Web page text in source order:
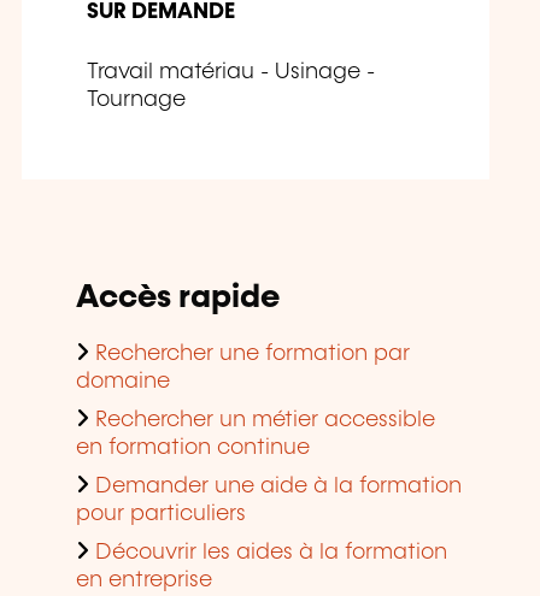
SUR DEMANDE
Travail matériau - Usinage -
Tournage
Accès rapide
Rechercher une formation par
domaine
Rechercher un métier accessible
en formation continue
Demander une aide à la formation
pour particuliers
Découvrir les aides à la formation
en entreprise